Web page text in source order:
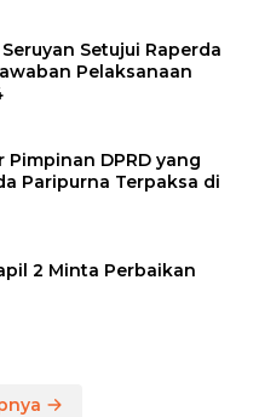
Seruyan Setujui Raperda
Pelaksanaan
Pimpinan DPRD yang
Paripurna Terpaksa di
2 Minta Perbaikan